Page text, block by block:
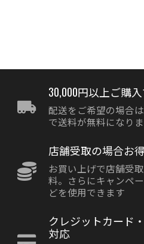
30,000円以上ご購
配送をご希望の場合
で送料が無料になり
店舗受取の場合お
お買い上げで店舗受
料。さらにキャンペ
どを使用できます
クレジットカード
対応